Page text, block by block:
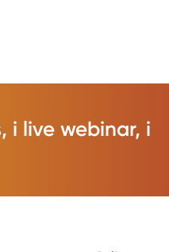
i live webinar, i